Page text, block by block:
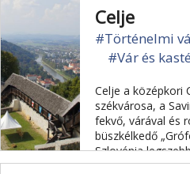
Celje
#Történelmi
#Vár és
Celje a középkori
székvárosa, a
fekvő, várával és
büszkélkedő
Szlovénia
a panoráma, egy